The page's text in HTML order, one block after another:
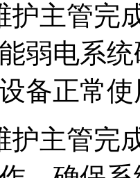
护主管完
弱电系
备正常
护主管完